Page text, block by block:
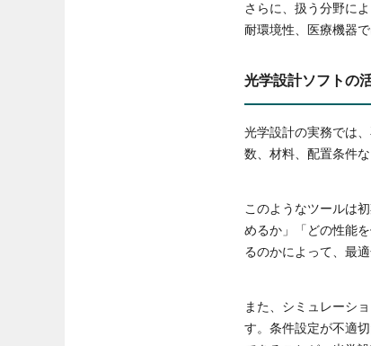
さらに、扱う分野に
耐環境性、医療機器
光学設計ソフトの
光学設計の実務では
数、材料、配置条件
このようなツールは
めるか」「どの性能
るのかによって、最
また、シミュレーシ
す。条件設定が不適